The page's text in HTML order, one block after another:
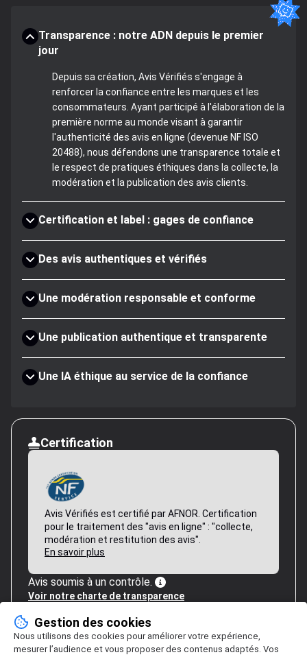
Transparence : notre ADN depuis le premier
jour
Depuis sa création, Avis Vérifiés s'engage à
renforcer la confiance entre les marques et les
consommateurs. Ayant participé à l'élaboration de la
première norme au monde visant à garantir
l'authenticité des avis en ligne (devenue NF ISO
20488), nous défendons une transparence totale et
le respect de pratiques éthiques dans la collecte, la
modération et la publication des avis clients.
Certification et label : gages de confiance
Des avis authentiques et vérifiés
Une modération responsable et conforme
Une publication authentique et transparente
Une IA éthique au service de la confiance
Certification
Avis Vérifiés est certifié par AFNOR. Certification
pour le traitement des "avis en ligne" : "collecte,
modération et restitution des avis".
En savoir plus
Avis soumis à un contrôle.
Voir notre charte de transparence
Gestion des cookies
Nous utilisons des cookies pour améliorer votre expérience,
mesurer l’audience et vous proposer des contenus adaptés. Vos